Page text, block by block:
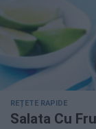
REȚETE RAPIDE
Salata Cu